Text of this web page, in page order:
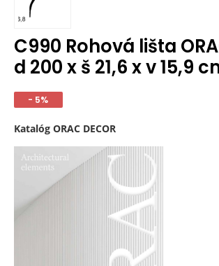
C990 Rohová lišta
d 200 x š 21,6 x v 15,9
- 5%
Katalóg ORAC DECOR